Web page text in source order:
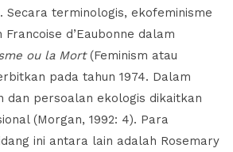
Secara terminologis, ekofeminisme
d’Eaubonne dalam
ou la Mort(Feminism atau
pada tahun 1974. Dalam
dan persoalan ekologis dikaitkan
(Morgan, 1992: 4). Para
ini antara lain adalah Rosemary